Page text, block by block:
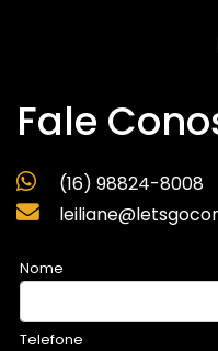
Fale
(16) 98824-8008
Nome
Telefone